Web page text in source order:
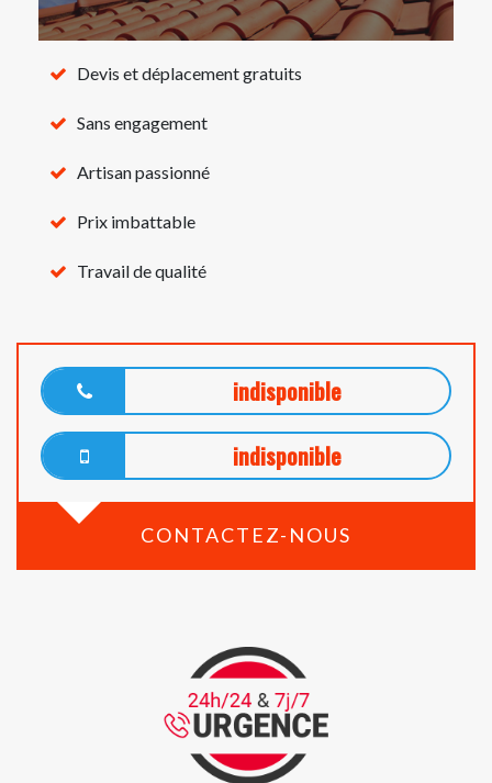
Devis et déplacement gratuits
Sans engagement
Artisan passionné
Prix imbattable
Travail de qualité
indisponible
indisponible
CONTACTEZ-NOUS